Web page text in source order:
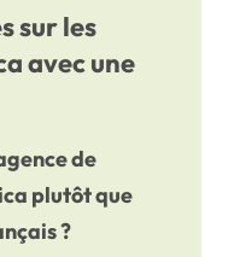
sur les
avec une
de
plutôt que
?